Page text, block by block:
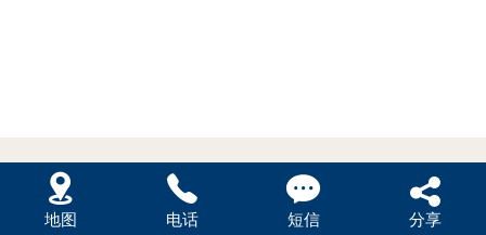

地图

电话

短信

分享